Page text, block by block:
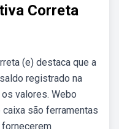
Correta
(e) destaca que a
registrado na
valores. Webo
são ferramentas